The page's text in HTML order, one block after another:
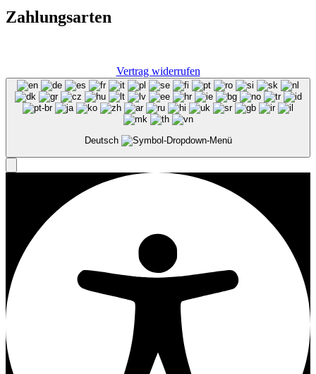
Zahlungsarten
Vertrag widerrufen
Deutsch